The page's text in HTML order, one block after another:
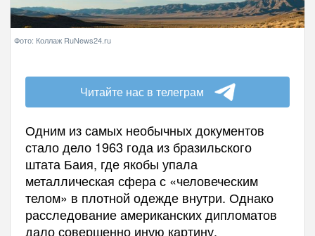
Фото: Коллаж RuNews24.ru
Читайте нас в телеграм
Одним из самых необычных документов
стало дело 1963 года из бразильского
штата Баия, где якобы упала
металлическая сфера с «человеческим
телом» в плотной одежде внутри. Однако
расследование американских дипломатов
дало совершенно иную картину.